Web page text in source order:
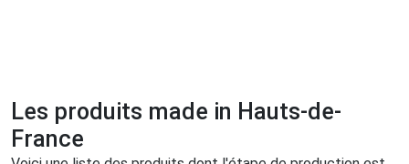
Les produits made in Hauts-de-
France